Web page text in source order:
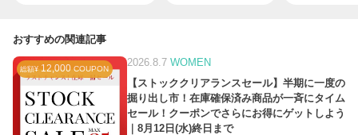
おすすめの関連記事
総額¥ 12,000 COUPON
2026.8.7 WOMEN
【ストッククリアランスセール】半期に一度の
掘り出し市！在庫確保済み商品が一斉にタイム
セール！クーポンでさらにお得にゲットしよう
｜8月12日(水)終日まで